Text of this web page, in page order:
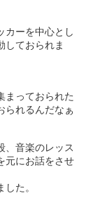
カーを中心とし
しておられま
まっておられた
られるんだなぁ
、音楽のレッス
元にお話をさせ
た。